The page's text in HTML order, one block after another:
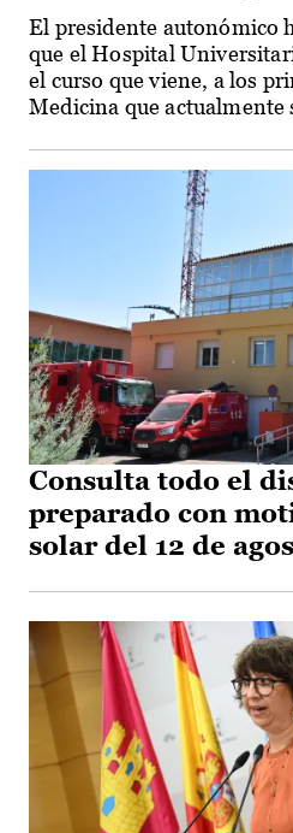
El presidente autonómico
que el Hospital
el curso que viene, a los
Medicina que actualmente
Consulta todo el
preparado con
solar del 12 de